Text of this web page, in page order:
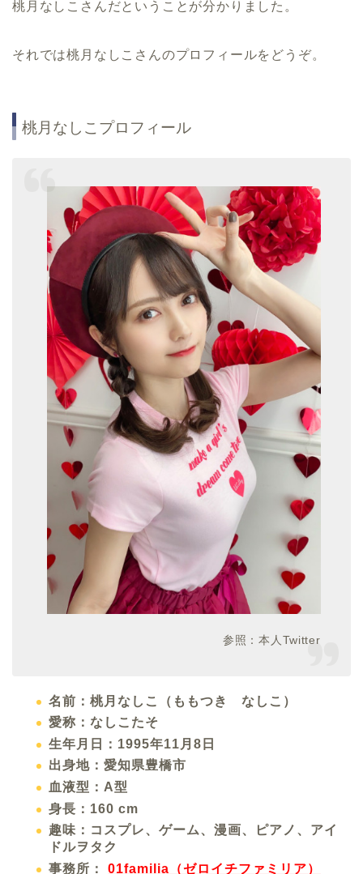
桃月なしこさんだということが分かりました。
それでは桃月なしこさんのプロフィールをどうぞ。
桃月なしこプロフィール
参照：本人Twitter
名前：桃月なしこ（ももつき なしこ）
愛称：なしこたそ
生年月日：1995年11月8日
出身地：愛知県豊橋市
血液型：A型
身長：160 cm
趣味：コスプレ、ゲーム、漫画、ピアノ、アイ
ドルヲタク
事務所： 01familia（ゼロイチファミリア）